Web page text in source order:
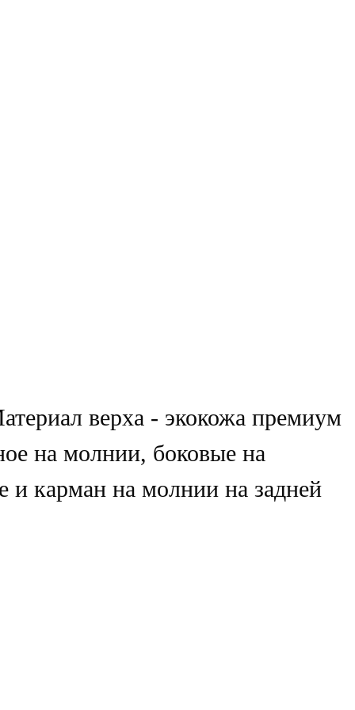
верха - экокожа премиум
на молнии, боковые на
и карман на молнии на задней